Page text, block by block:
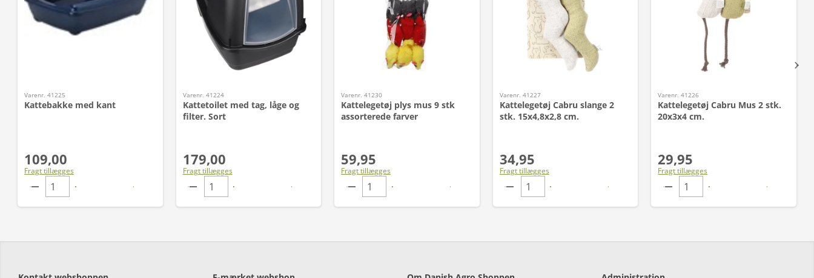
Varenr. 41225
Kattebakke med kant
109,00
Fragt tillægges
Varenr. 41224
Kattetoilet med tag, låge og
filter. Sort
179,00
Fragt tillægges
Varenr. 41230
Kattelegetøj plys mus 9 stk
assorterede farver
59,95
Fragt tillægges
Varenr. 41227
Kattelegetøj Cabru slange 2
stk. 15x4,8x2,8 cm.
34,95
Fragt tillægges
Varenr. 41226
Kattelegetøj Cabru Mus 2 stk.
20x3x4 cm.
29,95
Fragt tillægges